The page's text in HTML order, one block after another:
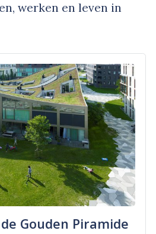
werken en leven in
Gouden Piramide